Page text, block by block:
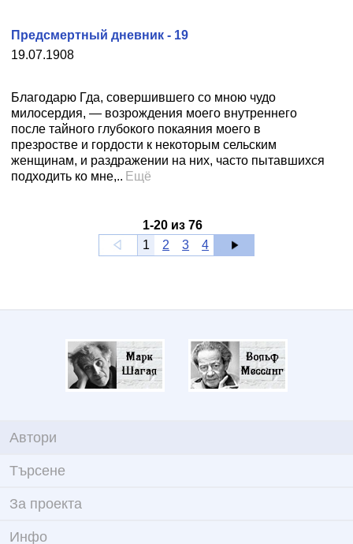
19.07.1908
Предсмертный дневник - 19
Благодарю Гда, совершившего со мною чудо
милосердия, — возрождения моего внутреннего
после тайного глубокого покаяния моего в
презростве и гордости к некоторым сельским
женщинам, и раздражении на них, часто пытавшихся
подходить ко мне,.. Ещё
1-20 из 76
1
2 3 4
Автори
Търсене
За проекта
Инфо